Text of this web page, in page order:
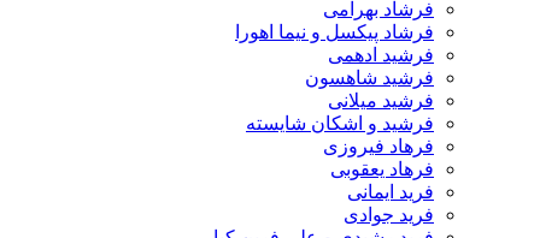
فرشاد بهرامی
فرشاد پیکسل و نیما اهورا
فرشید ادهمی
فرشید شاهسون
فرشید میلانی
فرشید و اشکان شایسته
فرهاد فیروزی
فرهاد یعقوبی
فرید ایمانی
فرید جوادی